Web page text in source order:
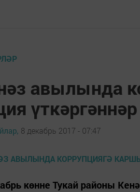
авылында
үткәргәннәр
8 декабрь 2017 - 07:47
көнне Тукай районы